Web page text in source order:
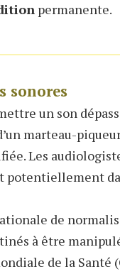
permanente.
sonores
un son
marteau-
Les
potentiellement
de
à être
de la Santé